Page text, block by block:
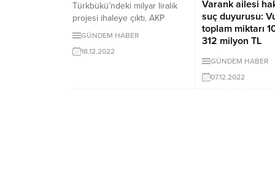
Türkbükü’ndeki milyar liralık
projesi ihaleye çıktı. AKP
Milletvekili Asuman Erdoğan’ın
Pasifik GYO, ihaleyi ‘kazandı.’
GÜNDEM HABER
18.12.2022
Varank ailesi
suç duyurusu:
toplam miktarı
312 milyon TL
Halkın Kurtuluş
aldığı ihalelerle
GÜNDEM HABER
07.12.2022